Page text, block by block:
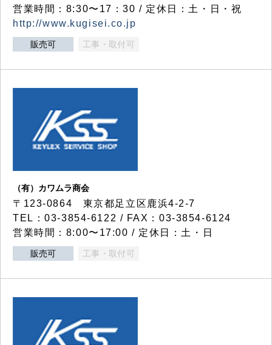
営業時間：8:30〜17：30 / 定休日：土・日・祝
http://www.kugisei.co.jp
販売可 工事・取付可
（有）カワムラ商会
〒123-0864 東京都足立区鹿浜4-2-7
TEL：03-3854-6122 / FAX：03-3854-6124
営業時間：8:00〜17:00 / 定休日：土・日
販売可 工事・取付可